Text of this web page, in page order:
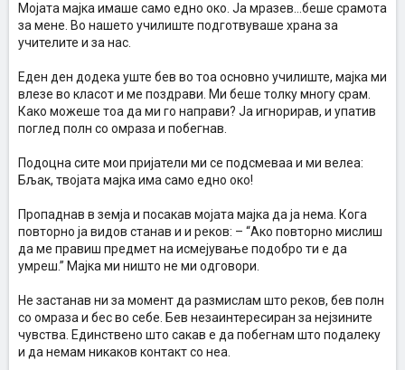
Мојата мајка имаше само едно око. Ја мразев…беше срамота
за мене. Во нашето училиште подготвуваше храна за
учителите и за нас.
Еден ден додека уште бев во тоа основно училиште, мајка ми
влезе во класот и ме поздрави. Ми беше толку многу срам.
Како можеше тоа да ми го направи? Ја игнорирав, и упатив
поглед полн со омраза и побегнав.
Подоцна сите мои пријатели ми се подсмеваа и ми велеа:
Бљак, твојата мајка има само едно око!
Пропаднав в земја и посакав мојата мајка да ја нема. Кога
повторно ја видов станав и и реков: – “Ако повторно мислиш
да ме правиш предмет на исмејување подобро ти е да
умреш.” Мајка ми ништо не ми одговори.
Не застанав ни за момент да размислам што реков, бев полн
со омраза и бес во себе. Бев незаинтересиран за нејзините
чувства. Единствено што сакав е да побегнам што подалеку
и да немам никаков контакт со неа.